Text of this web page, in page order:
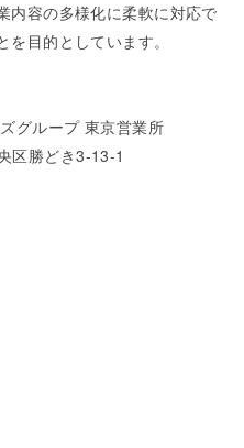
内容の多様化に柔軟に対応で
目的としています。
グループ 東京営業所
区勝どき3-13-1